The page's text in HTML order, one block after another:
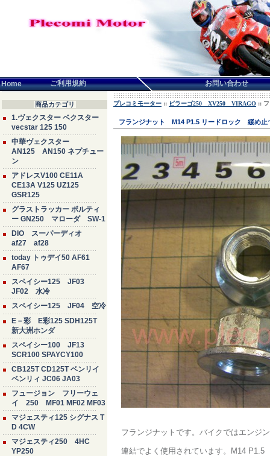
Home ご利用規約 お問い合わせ
商品カテゴリ
1.ヴェクスター ベクスター
vecstar 125 150
中華ヴェクスター
AN125 AN150 ネプチュー
ン
アドレスV100 CE11A
CE13A V125 UZ125
GSR125
グラストラッカー ボルティ
ー GN250 マローダ SW-1
DIO スーパーディオ
af27 af28
today トゥデイ50 AF61
AF67
スペイシー125 JF03
JF02 水冷
スペイシー125 JF04 空冷
E－彩 E彩125 SDH125T
新大洲ホンダ
スペイシー100 JF13
SCR100 SPAYCY100
CB125T CD125T ベンリイ
ベンリィ JC06 JA03
フュージョン フリーウェ
イ 250 MF01 MF02 MF03
マジェスティ125 シグナス T
D 4CW
マジェスティ250 4HC
YP250
プレコミモーター :: ビラーゴ250 XV250 VIRAGO ::
フランジナット M14 P1.5 リードロック 緩め
フランジナットです。バイクではエンジ
連結でよく使用されています。M14